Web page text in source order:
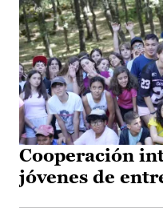
Cooperación
jóvenes de